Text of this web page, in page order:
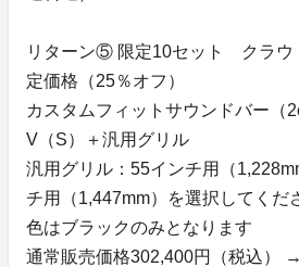
リターン⑤ 限定10セット クラウ
定価格（25％オフ）
カスタムフィットサウンドバー（
V（S）＋汎用グリル
汎用グリル：55インチ用（
チ用（1,447mm）を選択してくだ
色はブラックのみとなります
通常販売価格302,400円（税込）